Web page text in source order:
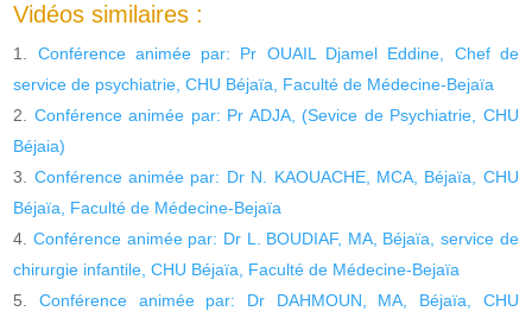
Vidéos similaires :
Conférence animée par: Pr OUAIL Djamel Eddine, Chef de
service de psychiatrie, CHU Béjaïa, Faculté de Médecine-Bejaïa
Conférence animée par: Pr ADJA, (Sevice de Psychiatrie, CHU
Béjaia)
Conférence animée par: Dr N. KAOUACHE, MCA, Béjaïa, CHU
Béjaïa, Faculté de Médecine-Bejaïa
Conférence animée par: Dr L. BOUDIAF, MA, Béjaïa, service de
chirurgie infantile, CHU Béjaïa, Faculté de Médecine-Bejaïa
Conférence animée par: Dr DAHMOUN, MA, Béjaïa, CHU